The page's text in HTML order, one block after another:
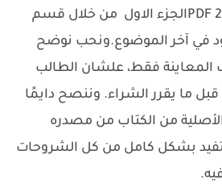
عربي تالتة ثانوي 2025 PDFالجزء الاول من خلال قسم
في آخر الموضوع.ونحب نوضح
المعاينة فقط، علشان الطالب
ما يقرر الشراء. وننصح دايمًا
من الكتاب من مصدره
بشكل كامل من كل الشروحات